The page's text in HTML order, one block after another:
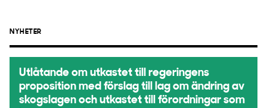
NYHETER
Utlåtande om utkastet till regeringens
proposition med förslag till lag om ändring av
skogslagen och utkastet till förordningar som